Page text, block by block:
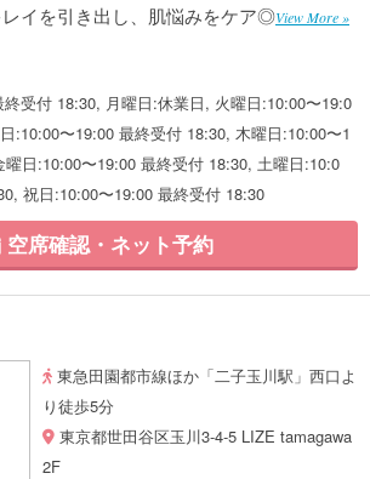
イを引き出し、肌悩みをケア◎View More »
受付 18:30, 月曜日:休業日, 火曜日:10:00〜19:0
:10:00〜19:00 最終受付 18:30, 木曜日:10:00〜1
日:10:00〜19:00 最終受付 18:30, 土曜日:10:0
祝日:10:00〜19:00 最終受付 18:30
空席確認・ネット予約
東急田園都市線ほか「二子玉川駅」西口よ
り徒歩5分
東京都世田谷区玉川3-4-5 LIZE tamagawa
2F